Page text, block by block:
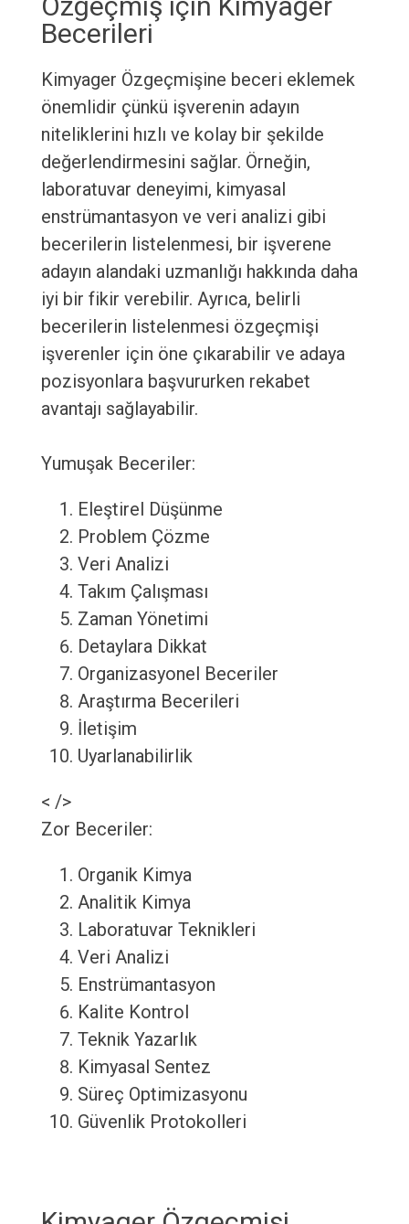
Becerileri
Kimyager Özgeçmişine beceri eklemek
önemlidir çünkü işverenin adayın
niteliklerini hızlı ve kolay bir şekilde
değerlendirmesini sağlar. Örneğin,
laboratuvar deneyimi, kimyasal
enstrümantasyon ve veri analizi gibi
becerilerin listelenmesi, bir işverene
adayın alandaki uzmanlığı hakkında daha
iyi bir fikir verebilir. Ayrıca, belirli
becerilerin listelenmesi özgeçmişi
işverenler için öne çıkarabilir ve adaya
pozisyonlara başvururken rekabet
avantajı sağlayabilir.
Yumuşak Beceriler:
Eleştirel Düşünme
Problem Çözme
Veri Analizi
Takım Çalışması
Zaman Yönetimi
Detaylara Dikkat
Organizasyonel Beceriler
Araştırma Becerileri
İletişim
Uyarlanabilirlik
< />
Zor Beceriler:
Organik Kimya
Analitik Kimya
Laboratuvar Teknikleri
Veri Analizi
Enstrümantasyon
Kalite Kontrol
Teknik Yazarlık
Kimyasal Sentez
Süreç Optimizasyonu
Güvenlik Protokolleri